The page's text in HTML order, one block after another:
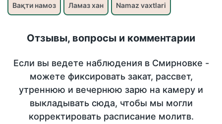
Вақти намоз Ламаз хан Namaz vaxtlari
Отзывы, вопросы и комментарии
Если вы ведете наблюдения в Смирновке -
можете фиксировать закат, рассвет,
утреннюю и вечернюю зарю на камеру и
выкладывать сюда, чтобы мы могли
корректировать расписание молитв.